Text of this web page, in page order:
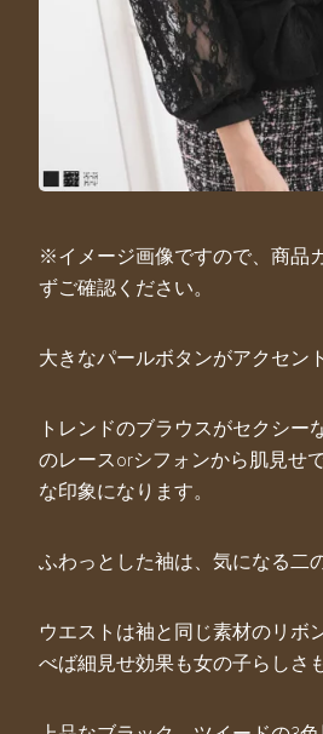
※イメージ画像ですので、商品
ずご確認ください。
大きなパールボタンがアクセン
トレンドのブラウスがセクシー
のレースorシフォンから肌見せ
な印象になります。
ふわっとした袖は、気になる二
ウエストは袖と同じ素材のリボ
べば細見せ効果も女の子らしさ